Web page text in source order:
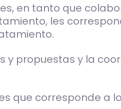
en tanto que
les
propuestas y la
que corresponde a